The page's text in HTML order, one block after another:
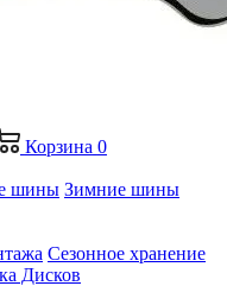
Корзина 0
шины Зимние шины
Сезонное хранение
Дисков